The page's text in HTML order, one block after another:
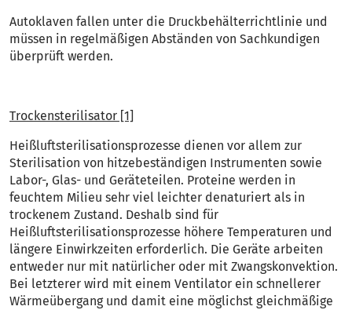
Autoklaven fallen unter die Druckbehälterrichtlinie und
müssen in regelmäßigen Abständen von Sachkundigen
überprüft werden.
Trockensterilisator [1]
Heißluftsterilisationsprozesse dienen vor allem zur
Sterilisation von hitzebeständigen Instrumenten sowie
Labor-, Glas- und Geräteteilen. Proteine werden in
feuchtem Milieu sehr viel leichter denaturiert als in
trockenem Zustand. Deshalb sind für
Heißluftsterilisationsprozesse höhere Temperaturen und
längere Einwirkzeiten erforderlich. Die Geräte arbeiten
entweder nur mit natürlicher oder mit Zwangskonvektion.
Bei letzterer wird mit einem Ventilator ein schnellerer
Wärmeübergang und damit eine möglichst gleichmäßige